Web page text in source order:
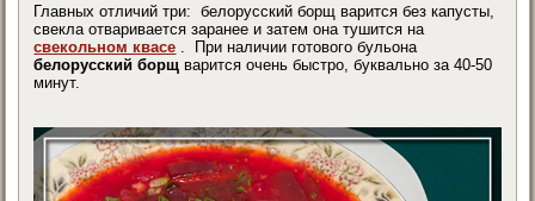
Главных отличий три: белорусский борщ варится без капусты,
свекла отваривается заранее и затем она тушится на
свекольном квасе . При наличии готового бульона
белорусский борщ варится очень быстро, буквально за 40-50
минут.